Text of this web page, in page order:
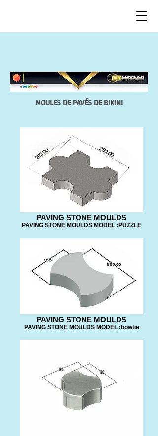
MOULES DE PAVÉS DE BIKINI
PAVING STONE MOULDS
PAVING STONE MOULDS MODEL :PUZZLE
PAVING STONE MOULDS
PAVING STONE MOULDS MODEL :bowtıe